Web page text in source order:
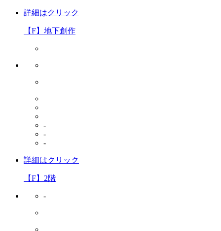
詳細はクリック
【F】地下創作
-
-
-
詳細はクリック
【F】2階
-